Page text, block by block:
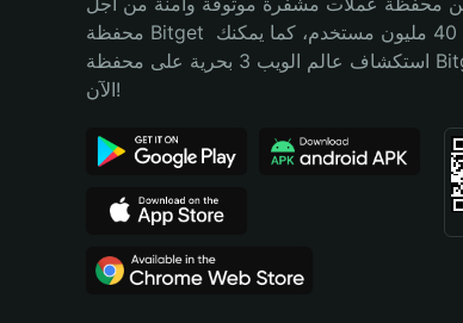
Bahasa Indonesia
Português (Brasil)
محفظة Bitget خيارك الأفضل. حيث يثق بها 40 مليون مستخدم، كما يمكنك
استكشاف عالم الويب 3 بحرية على محفظة Bitget Wallet. ابدأ رحلتك
الآن!